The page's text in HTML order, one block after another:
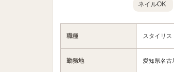
ネイルOK
職種 スタイリス
勤務地 愛知県名古